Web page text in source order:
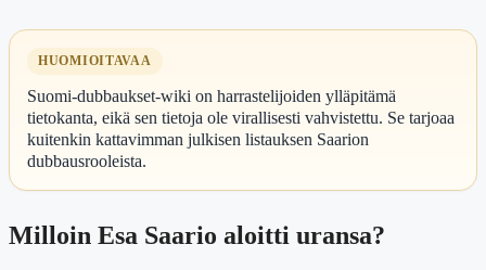
HUOMIOITAVAA
Suomi-dubbaukset-wiki on harrastelijoiden ylläpitämä
tietokanta, eikä sen tietoja ole virallisesti vahvistettu. Se tarjoaa
kuitenkin kattavimman julkisen listauksen Saarion
dubbausrooleista.
Milloin Esa Saario aloitti uransa?